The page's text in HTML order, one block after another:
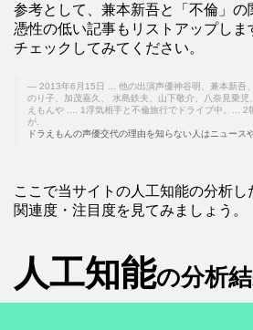
参考として、兼本新吾と「不倫」
憑性の低い記事もリストアップしま
チェックしてみてください。
2013年6月15日 ... 他の出演声優神谷明、兼本新吾
のり子、加茂嘉久、 水島鉄夫、山下敬介、八奈見乗児
えもんや .... 1浮気相手と不倫旅行でドライブ中。... 2
が.
ドラえもんの声優交代の理由を知らない人はニュース
ここで当サイトの人工知能の分析
関連度・注目度を見てみましょう。
人工知能の分析